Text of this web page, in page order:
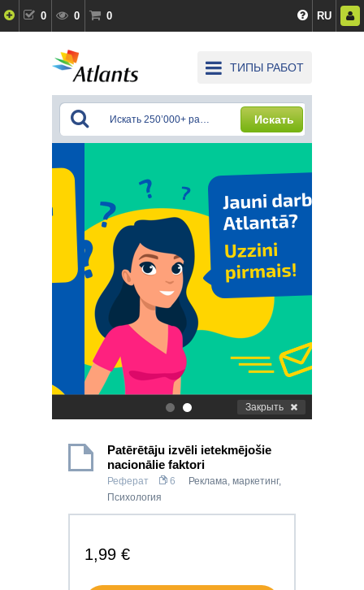
0 0 0 RU
ТИПЫ РАБОТ
Искать
. Закрыть
Patērētāju izvēli ietekmējošie
nacionālie faktori
Реферат 6 Реклама, маркетинг,
Психология
1,99 €